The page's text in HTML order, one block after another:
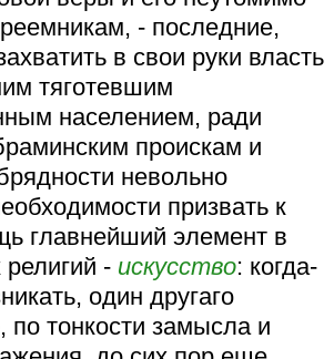
- последние,
в свои руки власть
тяготевшим
населением, ради
проискам и
невольно
призвать к
главнейший элемент в
религий - искусство: когда-
один другаго
по тонкости замысла и